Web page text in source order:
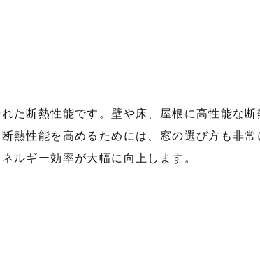
た断熱性能です。壁や床、屋根に高性能な
熱性能を高めるためには、窓の選び方も非
ルギー効率が大幅に向上します。